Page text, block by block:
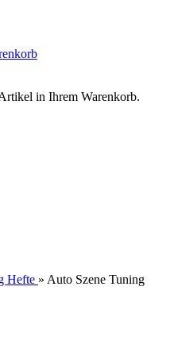
in Ihrem Warenkorb.
Hefte » Auto Szene Tuning